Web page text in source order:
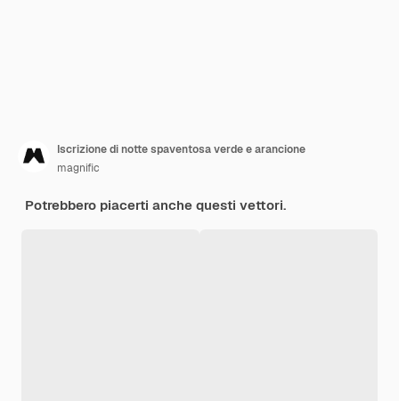
Iscrizione di notte spaventosa verde e arancione
magnific
Potrebbero piacerti anche questi vettori.